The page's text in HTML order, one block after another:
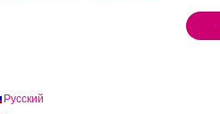
Русский